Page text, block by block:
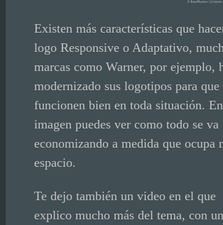
Existen más características que
logo Responsive o Adaptativo,
marcas como Warner, por ejemplo,
modernizado sus logotipos para que
funcionen bien en toda situación.
imagen puedes ver como todo se va
economizando a medida que ocupa
espacio.
Te dejo también un video en el que
explico mucho más del tema, con un